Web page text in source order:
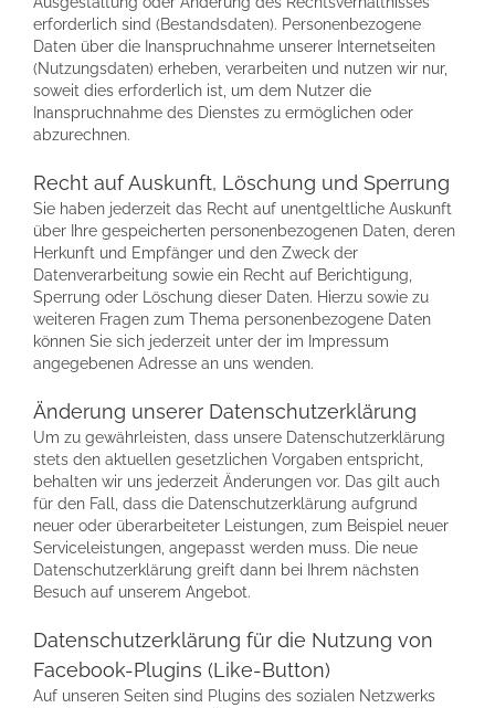
erforderlich sind (Bestandsdaten). Personenbezogene
Daten über die Inanspruchnahme unserer Internetseiten
(Nutzungsdaten) erheben, verarbeiten und nutzen wir nur,
soweit dies erforderlich ist, um dem Nutzer die
Inanspruchnahme des Dienstes zu ermöglichen oder
abzurechnen.
Recht auf Auskunft, Löschung und Sperrung
Sie haben jederzeit das Recht auf unentgeltliche Auskunft
über Ihre gespeicherten personenbezogenen Daten, deren
Herkunft und Empfänger und den Zweck der
Datenverarbeitung sowie ein Recht auf Berichtigung,
Sperrung oder Löschung dieser Daten. Hierzu sowie zu
weiteren Fragen zum Thema personenbezogene Daten
können Sie sich jederzeit unter der im Impressum
angegebenen Adresse an uns wenden.
Änderung unserer Datenschutzerklärung
Um zu gewährleisten, dass unsere Datenschutzerklärung
stets den aktuellen gesetzlichen Vorgaben entspricht,
behalten wir uns jederzeit Änderungen vor. Das gilt auch
für den Fall, dass die Datenschutzerklärung aufgrund
neuer oder überarbeiteter Leistungen, zum Beispiel neuer
Serviceleistungen, angepasst werden muss. Die neue
Datenschutzerklärung greift dann bei Ihrem nächsten
Besuch auf unserem Angebot.
Datenschutzerklärung für die Nutzung von
Facebook-Plugins (Like-Button)
Auf unseren Seiten sind Plugins des sozialen Netzwerks